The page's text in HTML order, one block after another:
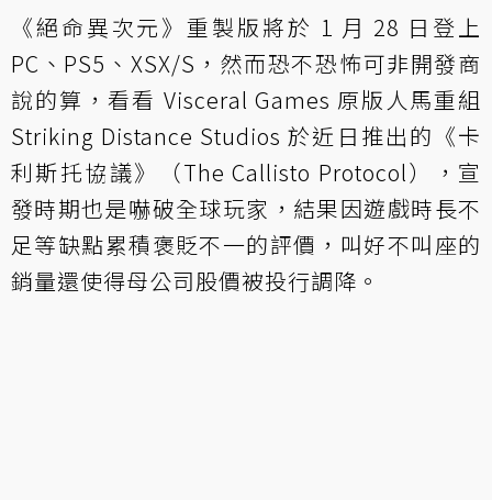
《絕命異次元》重製版將於 1 月 28 日登上
PC、PS5、XSX/S，然而恐不恐怖可非開發商
說的算，看看 Visceral Games 原版人馬重組
Striking Distance Studios 於近日推出的《卡
利斯托協議》（The Callisto Protocol），宣
發時期也是嚇破全球玩家，結果因遊戲時長不
足等缺點累積褒貶不一的評價，叫好不叫座的
銷量還使得母公司股價被投行調降。